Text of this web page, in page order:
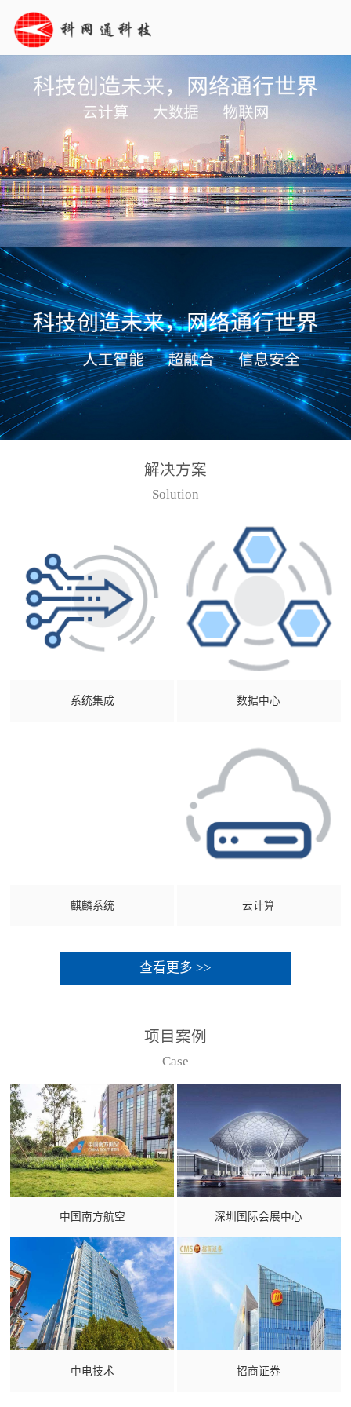
解决方案
Solution
系统集成 数据中心
麒麟系统 云计算
查看更多 >>
项目案例
Case
中国南方航空 深圳国际会展中心
中电技术 招商证券